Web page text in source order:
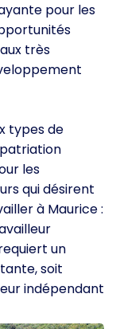
pour les
très
types de
les
qui désirent
à Maurice :
un
soit
indépendant